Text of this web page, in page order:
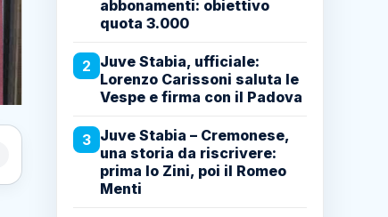
abbonamenti: obiettivo
quota 3.000
2 Juve Stabia, ufficiale:
Lorenzo Carissoni saluta le
Vespe e firma con il Padova
3 Juve Stabia – Cremonese,
una storia da riscrivere:
prima lo Zini, poi il Romeo
Menti